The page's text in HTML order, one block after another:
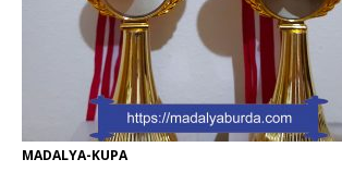
MADALYA-KUPA